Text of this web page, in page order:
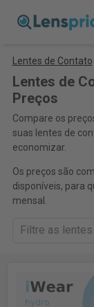
Lentes de Contato
Lentes de
Preços
Compare os
suas lentes de
economizar.
Os preços são
disponíveis, para
mensal.